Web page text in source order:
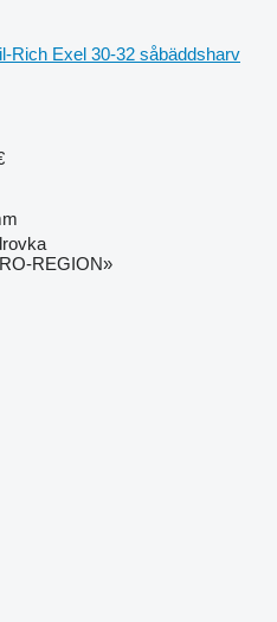
Rich Exel 30-32 såbäddsharv
REGION»